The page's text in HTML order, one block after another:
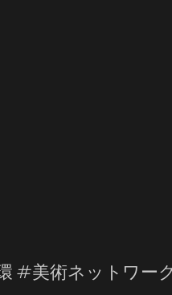
#美術ネットワー